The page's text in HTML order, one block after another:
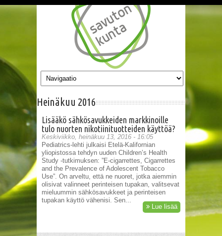
Hyppää pääsisältöön
Heinäkuu 2016
Lisääkö sähkösavukkeiden markkinoille
tulo nuorten nikotiinituotteiden käyttöä?
Keskiviikko, heinäkuu 13, 2016 - 16:05
Pediatrics-lehti julkaisi Etelä-Kalifornian
yliopistossa tehdyn uuden Children’s Health
Study -tutkimuksen: ”E-cigarrettes, Cigarrettes
and the Prevalence of Adolescent Tobacco
Use”. On arveltu, että ne nuoret, jotka aiemmin
olisivat valinneet perinteisen tupakan, valitsevat
mieluummin sähkösavukkeet ja perinteisen
tupakan käyttö vähenisi. Sen...
Lue lisää